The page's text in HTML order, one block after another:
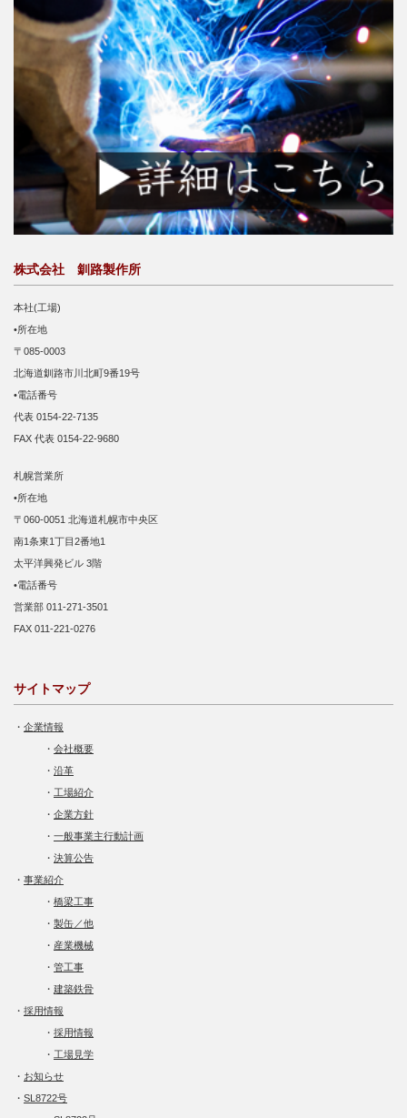
株式会社 釧路製作所
本社(工場)
•所在地
〒085-0003
北海道釧路市川北町9番19号
•電話番号
代表 0154-22-7135
FAX 代表 0154-22-9680
札幌営業所
•所在地
〒060-0051 北海道札幌市中央区
南1条東1丁目2番地1
太平洋興発ビル 3階
•電話番号
営業部 011-271-3501
FAX 011-221-0276
サイトマップ
・ 企業情報
・ 会社概要
・ 沿革
・ 工場紹介
・ 企業方針
・ 一般事業主行動計画
・ 決算公告
・ 事業紹介
・ 橋梁工事
・ 製缶／他
・ 産業機械
・ 管工事
・ 建築鉄骨
・ 採用情報
・ 採用情報
・ 工場見学
・ お知らせ
・ SL8722号